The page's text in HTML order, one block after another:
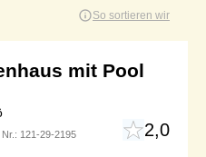
So sortieren wir
mit Pool
121-29-2195 2,0